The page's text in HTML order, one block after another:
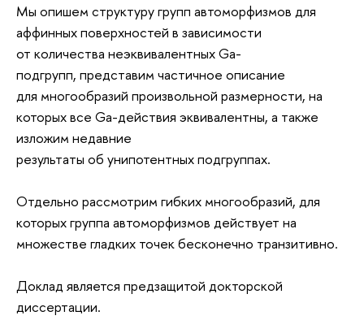
Мы опишем структуру групп автоморфизмов для
аффинныхповерхностей в зависимости
от количества неэквивалентных Ga-
подгрупп, представим частичное описание
для многообразий произвольной размерности, на
которых все Ga-действия эквивалентны, а также
изложим недавние
результаты об унипотентных подгруппах.
Отдельно рассмотрим гибких многообразий, для
которых группа автоморфизмов действует на
множестве гладких точек бесконечно транзитивно.
Доклад является предзащитой докторской
диссертации.